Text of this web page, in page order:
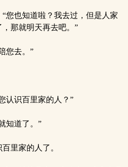
您也知道啦？我去过，但是人家
那就明天再去吧。”
您去。”
认识百里家的人？”
知道了。”
里家的人了。